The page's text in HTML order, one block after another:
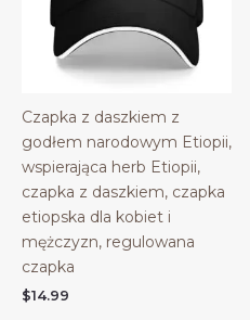
Czapka z daszkiem z
godłem narodowym Etiopii,
wspierająca herb Etiopii,
czapka z daszkiem, czapka
etiopska dla kobiet i
mężczyzn, regulowana
czapka
$14.99